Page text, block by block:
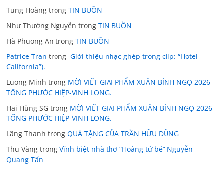
Tung Hoàng trongTIN BUỒN
Như Thường Nguyễn trongTIN BUỒN
Hà Phuong An trongTIN BUỒN
Patrice Tran trong Giới thiệu nhạc ghép trong clip: “Hotel
California”).
Luong Minh trong MỜI VIẾT GIAI PHẨM XUÂN BÍNH NGỌ 2026
TỐNG PHƯỚC HIỆP-VINH LONG.
Hai Hùng SG trong MỜI VIẾT GIAI PHẨM XUÂN BÍNH NGỌ 2026
TỐNG PHƯỚC HIỆP-VINH LONG.
Lãng Thanh trongQUÀ TẶNG CỦA TRẦN HỮU DŨNG
Thu Vàng trongVĩnh biệt nhà thơ “Hoàng tử bé” Nguyễn
Quang Tấn